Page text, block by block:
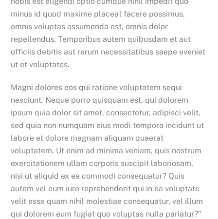
minus id quod maxime placeat facere possimus,
omnis voluptas assumenda est, omnis dolor
repellendus. Temporibus autem quibusdam et aut
officiis debitis aut rerum necessitatibus saepe eveniet
ut et voluptates.
Magni dolores eos qui ratione voluptatem sequi
nesciunt. Neque porro quisquam est, qui dolorem
ipsum quia dolor sit amet, consectetur, adipisci velit,
sed quia non numquam eius modi tempora incidunt ut
labore et dolore magnam aliquam quaerat
voluptatem. Ut enim ad minima veniam, quis nostrum
exercitationem ullam corporis suscipit laboriosam,
nisi ut aliquid ex ea commodi consequatur? Quis
autem vel eum iure reprehenderit qui in ea voluptate
velit esse quam nihil molestiae consequatur, vel illum
qui dolorem eum fugiat quo voluptas nulla pariatur?”